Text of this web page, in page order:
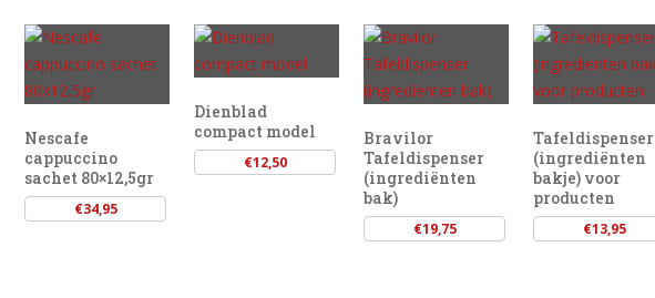
Nescafe
cappuccino
sachet 80×12,5gr
€34,95
Dienblad
compact model
€12,50
Bravilor
Tafeldispenser
(ingrediënten
bak)
€19,75
Tafeldispenser
(ingrediënten
bakje) voor
producten
€13,95